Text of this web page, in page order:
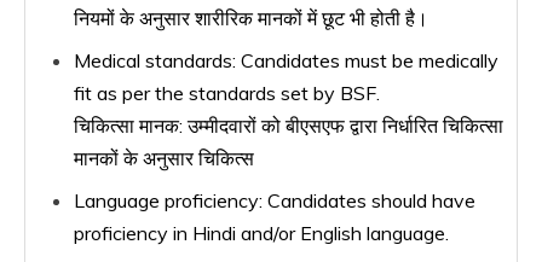
नियमों के अनुसार शारीरिक मानकों में छूट भी होती है।
Medical standards: Candidates must be medically
fit as per the standards set by BSF.
चिकित्सा मानक: उम्मीदवारों को बीएसएफ द्वारा निर्धारित चिकित्सा
मानकों के अनुसार चिकित्स
Language proficiency: Candidates should have
proficiency in Hindi and/or English language.